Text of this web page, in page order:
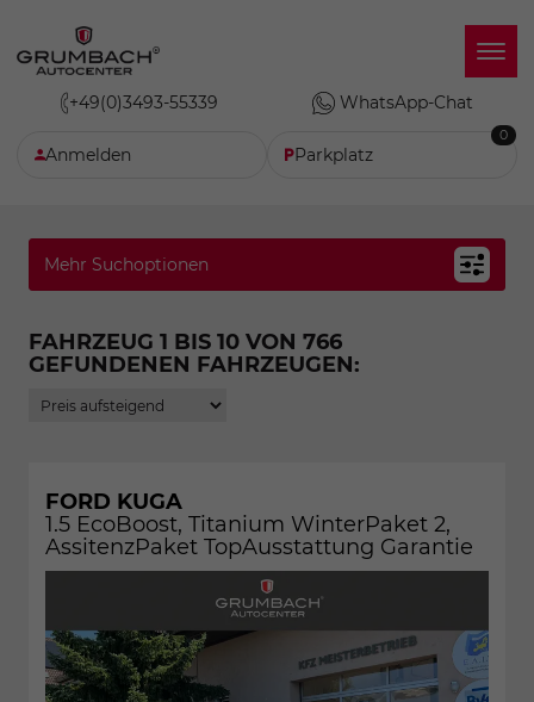
+49(0)3493-55339 WhatsApp-Chat
Anmelden Parkplatz
0
FAHRZEUG 1 BIS 10 VON 766
GEFUNDENEN FAHRZEUGEN:
FORD KUGA
1.5 EcoBoost, Titanium WinterPaket 2,
AssitenzPaket TopAusstattung Garantie
Mehr Suchoptionen